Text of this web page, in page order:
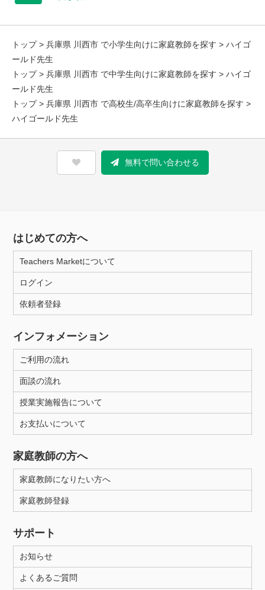
トップ> 兵庫県 川西市 で小学生向けに家庭教師を探す > ハイゴ
ールド先生
トップ> 兵庫県 川西市 で中学生向けに家庭教師を探す > ハイゴ
ールド先生
トップ> 兵庫県 川西市 で高校生/高卒生向けに家庭教師を探す >
ハイゴールド先生
無料で問い合わせる
はじめての方へ
Teachers Marketについて
ログイン
依頼者登録
インフォメーション
ご利用の流れ
面談の流れ
授業実施報告について
お支払いについて
家庭教師の方へ
家庭教師になりたい方へ
家庭教師登録
サポート
お知らせ
よくあるご質問